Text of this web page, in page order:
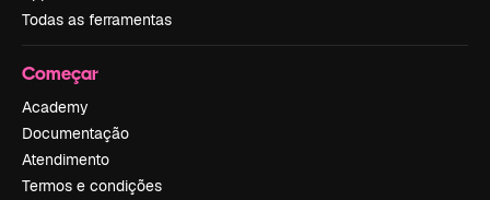
Todas as ferramentas
Começar
Academy
Documentação
Atendimento
Termos e condições